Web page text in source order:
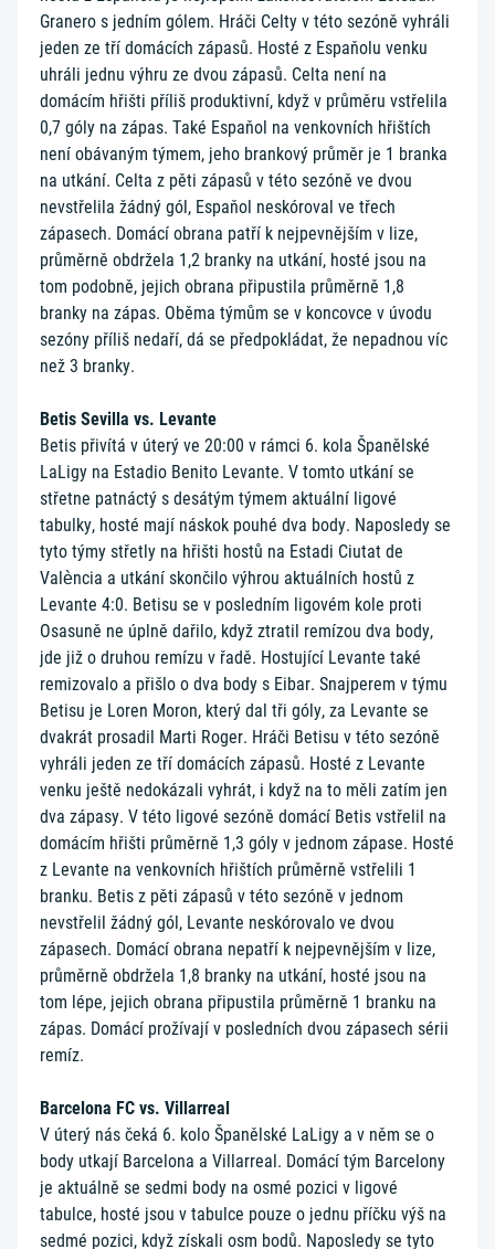
Granero s jedním gólem. Hráči Celty v této sezóně vyhráli
jeden ze tří domácích zápasů. Hosté z Espaňolu venku
uhráli jednu výhru ze dvou zápasů. Celta není na
domácím hřišti příliš produktivní, když v průměru vstřelila
0,7 góly na zápas. Také Espaňol na venkovních hřištích
není obávaným týmem, jeho brankový průměr je 1 branka
na utkání. Celta z pěti zápasů v této sezóně ve dvou
nevstřelila žádný gól, Espaňol neskóroval ve třech
zápasech. Domácí obrana patří k nejpevnějším v lize,
průměrně obdržela 1,2 branky na utkání, hosté jsou na
tom podobně, jejich obrana připustila průměrně 1,8
branky na zápas. Oběma týmům se v koncovce v úvodu
sezóny příliš nedaří, dá se předpokládat, že nepadnou víc
než 3 branky.
Betis Sevilla vs. Levante
Betis přivítá v úterý ve 20:00 v rámci 6. kola Španělské
LaLigy na Estadio Benito Levante. V tomto utkání se
střetne patnáctý s desátým týmem aktuální ligové
tabulky, hosté mají náskok pouhé dva body. Naposledy se
tyto týmy střetly na hřišti hostů na Estadi Ciutat de
València a utkání skončilo výhrou aktuálních hostů z
Levante 4:0. Betisu se v posledním ligovém kole proti
Osasuně ne úplně dařilo, když ztratil remízou dva body,
jde již o druhou remízu v řadě. Hostující Levante také
remizovalo a přišlo o dva body s Eibar. Snajperem v týmu
Betisu je Loren Moron, který dal tři góly, za Levante se
dvakrát prosadil Marti Roger. Hráči Betisu v této sezóně
vyhráli jeden ze tří domácích zápasů. Hosté z Levante
venku ještě nedokázali vyhrát, i když na to měli zatím jen
dva zápasy. V této ligové sezóně domácí Betis vstřelil na
domácím hřišti průměrně 1,3 góly v jednom zápase. Hosté
z Levante na venkovních hřištích průměrně vstřelili 1
branku. Betis z pěti zápasů v této sezóně v jednom
nevstřelil žádný gól, Levante neskórovalo ve dvou
zápasech. Domácí obrana nepatří k nejpevnějším v lize,
průměrně obdržela 1,8 branky na utkání, hosté jsou na
tom lépe, jejich obrana připustila průměrně 1 branku na
zápas. Domácí prožívají v posledních dvou zápasech sérii
remíz.
Barcelona FC vs. Villarreal
V úterý nás čeká 6. kolo Španělské LaLigy a v něm se o
body utkají Barcelona a Villarreal. Domácí tým Barcelony
je aktuálně se sedmi body na osmé pozici v ligové
tabulce, hosté jsou v tabulce pouze o jednu příčku výš na
sedmé pozici, když získali osm bodů. Naposledy se tyto